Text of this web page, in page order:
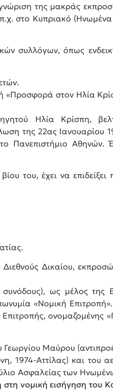
της μακράς
στο Κυπριακό
συλλόγων, όπως
«Προσφορά στον Ηλία
Ηλία Κρίσπη,
της 22ας Ιανουαρίου
Αθηνών.
του, έχει να επιδείξει
Δικαίου,
ως μέλος της
«Νομική
ονομαζομένης
Γεωργίου Μαύρου
1974-Αττίλας) και του
Ασφαλείας των
στη νομική εισήγηση του